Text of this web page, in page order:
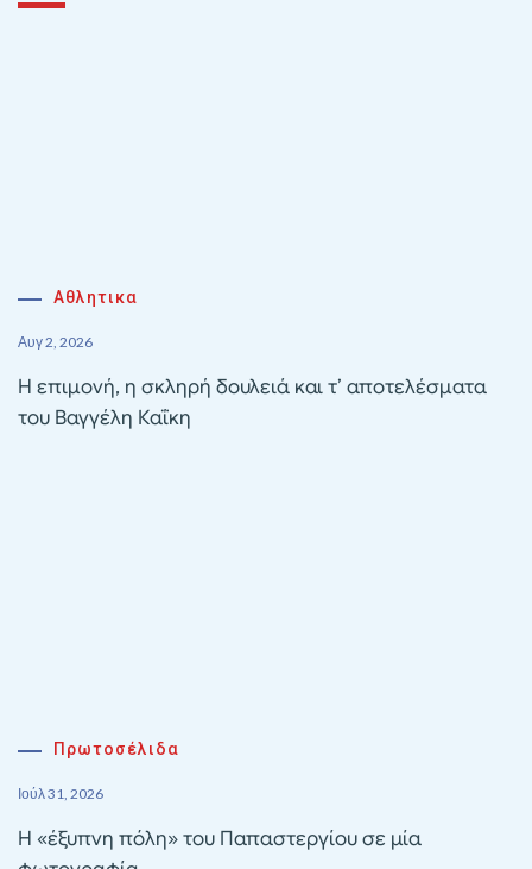
Αθλητικα
Αυγ 2, 2026
Η επιμονή, η σκληρή δουλειά και τ’ αποτελέσματα
του Βαγγέλη Καΐκη
Πρωτοσέλιδα
Ιούλ 31, 2026
Η «έξυπνη πόλη» του Παπαστεργίου σε μία